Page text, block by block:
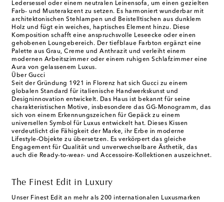
Ledersessel oder einem neutralen Leinensofa, um einen gezielten
Farb- und Musterakzent zu setzen. Es harmoniert wunderbar mit
architektonischen Stehlampen und Beistelltischen aus dunklem
Holz und fügt ein weiches, haptisches Element hinzu. Diese
Komposition schafft eine anspruchsvolle Leseecke oder einen
gehobenen Loungebereich. Der tiefblaue Farbton ergänzt eine
Palette aus Grau, Creme und Anthrazit und verleiht einem
modernen Arbeitszimmer oder einem ruhigen Schlafzimmer eine
Aura von gelassenem Luxus.
Über Gucci
Seit der Gründung 1921 in Florenz hat sich Gucci zu einem
globalen Standard für italienische Handwerkskunst und
Designinnovation entwickelt. Das Haus ist bekannt für seine
charakteristischen Motive, insbesondere das GG-Monogramm, das
sich von einem Erkennungszeichen für Gepäck zu einem
universellen Symbol für Luxus entwickelt hat. Dieses Kissen
verdeutlicht die Fähigkeit der Marke, ihr Erbe in moderne
Lifestyle-Objekte zu übersetzen. Es verkörpert das gleiche
Engagement für Qualität und unverwechselbare Ästhetik, das
auch die Ready-to-wear- und Accessoire-Kollektionen auszeichnet.
The Finest Edit in Luxury
Unser Finest Edit an mehr als 200 internationalen Luxusmarken